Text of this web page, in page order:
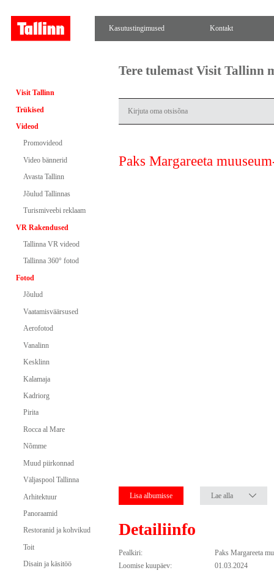
Kasutustingimused Kontakt
Visit Tallinn
Trükised
Videod
Promovideod
Video bännerid
Avasta Tallinn
Jõulud Tallinnas
Turismiveebi reklaam
VR Rakendused
Tallinna VR videod
Tallinna 360° fotod
Fotod
Jõulud
Vaatamisväärsused
Aerofotod
Vanalinn
Kesklinn
Kalamaja
Kadriorg
Pirita
Rocca al Mare
Nõmme
Muud piirkonnad
Väljaspool Tallinna
Arhitektuur
Panoraamid
Restoranid ja kohvikud
Toit
Disain ja käsitöö
Tere tulemast Visit Tallinn
Paks Margareeta
Lisa albumisse Lae alla
Detailiinfo
Pealkiri:
Paks Margareeta
Loomise kuupäev:
01.03.2024